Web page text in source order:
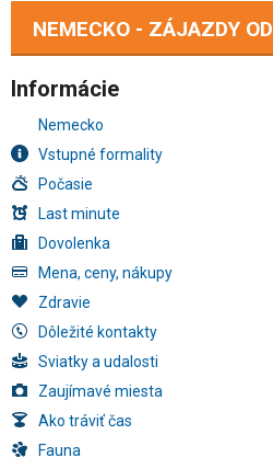
NEMECKO - ZÁJAZDY OD
Informácie
Nemecko
Vstupné formality
Počasie
Last minute
Dovolenka
Mena, ceny, nákupy
Zdravie
Dôležité kontakty
Sviatky a udalosti
Zaujímavé miesta
Ako tráviť čas
Fauna